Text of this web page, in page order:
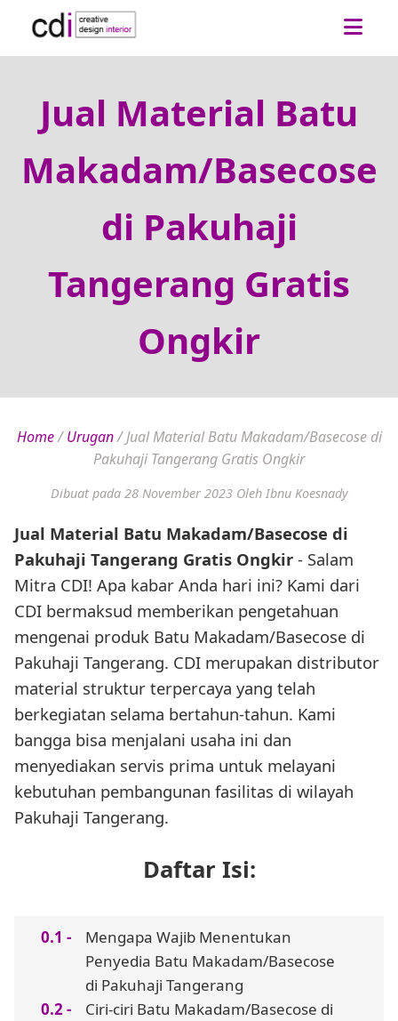
Jual Material Batu
Makadam/Basecose
di Pakuhaji
Tangerang Gratis
Ongkir
Home/Urugan/Jual Material Batu Makadam/Basecose di
Pakuhaji Tangerang Gratis Ongkir
Dibuat pada 28 November 2023 Oleh Ibnu Koesnady
Jual Material Batu Makadam/Basecose di
Pakuhaji Tangerang Gratis Ongkir - Salam
Mitra CDI! Apa kabar Anda hari ini? Kami dari
CDI bermaksud memberikan pengetahuan
mengenai produk Batu Makadam/Basecose di
Pakuhaji Tangerang. CDI merupakan distributor
material struktur terpercaya yang telah
berkegiatan selama bertahun-tahun. Kami
bangga bisa menjalani usaha ini dan
menyediakan servis prima untuk melayani
kebutuhan pembangunan fasilitas di wilayah
Pakuhaji Tangerang.
Daftar Isi:
Mengapa Wajib Menentukan
Penyedia Batu Makadam/Basecose
di Pakuhaji Tangerang
Ciri-ciri Batu Makadam/Basecose di